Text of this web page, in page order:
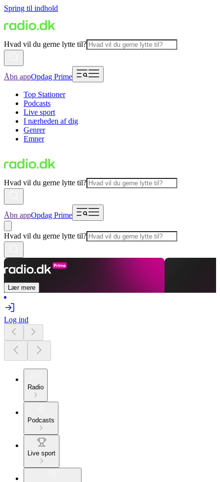
Spring til indhold
Hvad vil du gerne lytte til?
Åbn appOpdag Prime
Top Stationer
Podcasts
Live sport
I nærheden af dig
Genrer
Emner
Hvad vil du gerne lytte til?
Åbn appOpdag Prime
Hvad vil du gerne lytte til?
Lær mere
Log ind
Radio
Podcasts
Live sport